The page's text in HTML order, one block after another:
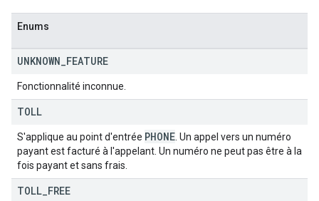
Enums
UNKNOWN FEATURE
Fonctionnalité inconnue.
TOLL
S'applique au point d'entrée PHONE . Un appel vers un numéro
payant est facturé à l'appelant. Un numéro ne peut pas être à la
fois payant et sans frais.
TOLL FREE